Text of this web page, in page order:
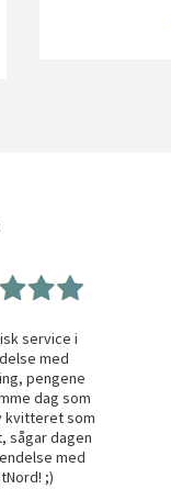
service i
med
pengene
dag som
kvitteret som
sågar dagen
med
;)